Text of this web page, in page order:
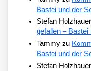
Bastei und der
Stefan Holzhauer
gefallen –
Tammy zu
Bastei und der
Stefan Holzhauer